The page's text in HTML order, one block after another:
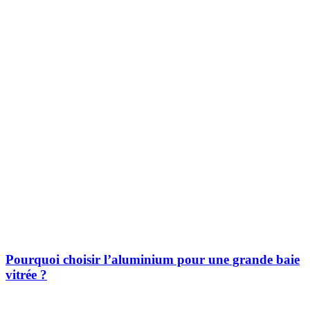
Pourquoi choisir l’aluminium pour une grande baie
vitrée ?